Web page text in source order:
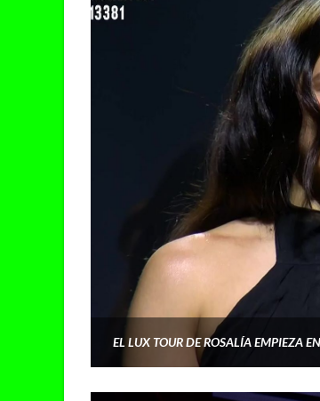
EL LUX TOUR DE ROSALÍA EMPIEZA